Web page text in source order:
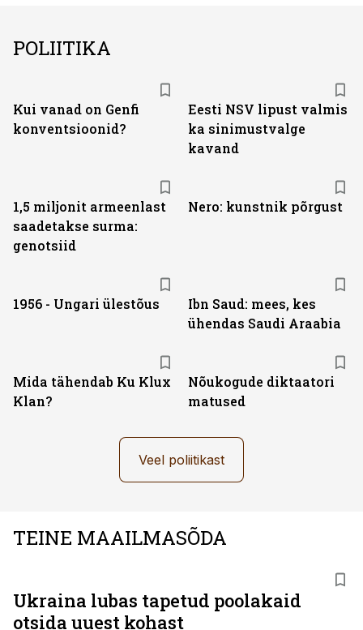
POLIITIKA
Kui vanad on Genfi
konventsioonid?
Eesti NSV lipust valmis
ka sinimustvalge
kavand
1,5 miljonit armeenlast
saadetakse surma:
genotsiid
Nero: kunstnik põrgust
1956 - Ungari ülestõus
Ibn Saud: mees, kes
ühendas Saudi Araabia
Mida tähendab Ku Klux
Klan?
Nõukogude diktaatori
matused
Veel poliitikast
TEINE MAAILMASÕDA
Ukraina lubas tapetud poolakaid
otsida uuest kohast